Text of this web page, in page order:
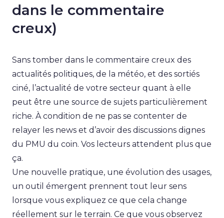
dans le commentaire
creux)
Sans tomber dans le commentaire creux des
actualités politiques, de la météo, et des sortiés
ciné, l’actualité de votre secteur quant à elle
peut être une source de sujets particulièrement
riche. À condition de ne pas se contenter de
relayer les news et d’avoir des discussions dignes
du PMU du coin. Vos lecteurs attendent plus que
ça.
Une nouvelle pratique, une évolution des usages,
un outil émergent prennent tout leur sens
lorsque vous expliquez ce que cela change
réellement sur le terrain. Ce que vous observez